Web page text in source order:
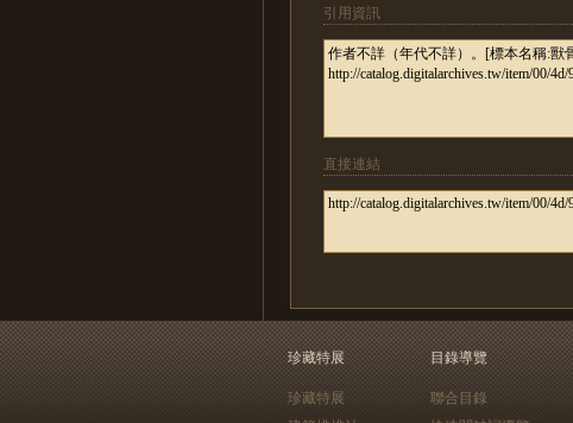
引用資訊
直接連結
珍藏特展
珍藏特展
目錄導覽
聯合目錄